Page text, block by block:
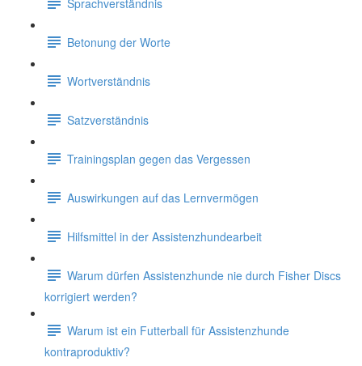
Betonung der Worte
Wortverständnis
Satzverständnis
Trainingsplan gegen das Vergessen
Auswirkungen auf das Lernvermögen
Hilfsmittel in der Assistenzhundearbeit
Warum dürfen Assistenzhunde nie durch Fisher Discs
korrigiert werden?
Warum ist ein Futterball für Assistenzhunde
kontraproduktiv?